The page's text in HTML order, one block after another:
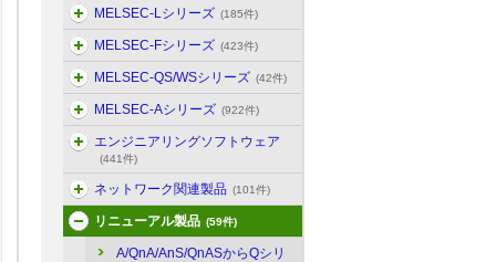
MELSEC-Lシリーズ (185件)
MELSEC-Fシリーズ (423件)
MELSEC-QS/WSシリーズ (42件)
MELSEC-Aシリーズ (922件)
エンジニアリングソフトウェア
(441件)
ネットワーク関連製品 (101件)
リニューアル製品 (59件)
A/QnA/AnS/QnASからQシリ